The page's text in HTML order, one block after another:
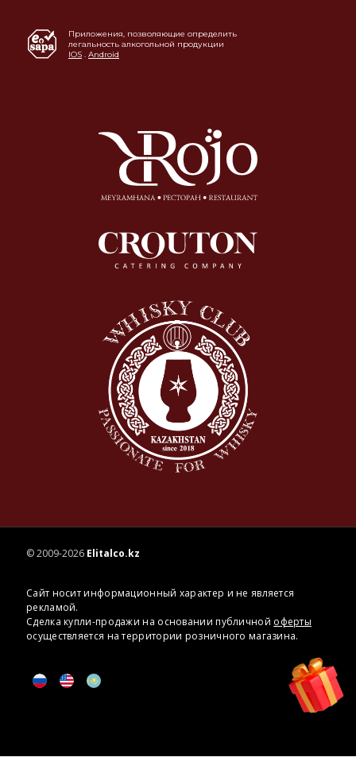
Приложения, позволяющие определить
легальность алкогольной продукции
IOS . Android
© 2009-2026 Elitalco.kz
Сайт носит информационный характер и не является
рекламой.
Сделка купли-продажи на основании публичной оферты
осуществляется на территории розничного магазина.